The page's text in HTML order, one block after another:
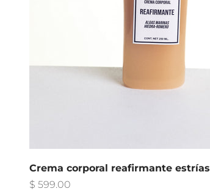
Crema corporal reafirmante estrías
Precio de oferta
$ 599.00